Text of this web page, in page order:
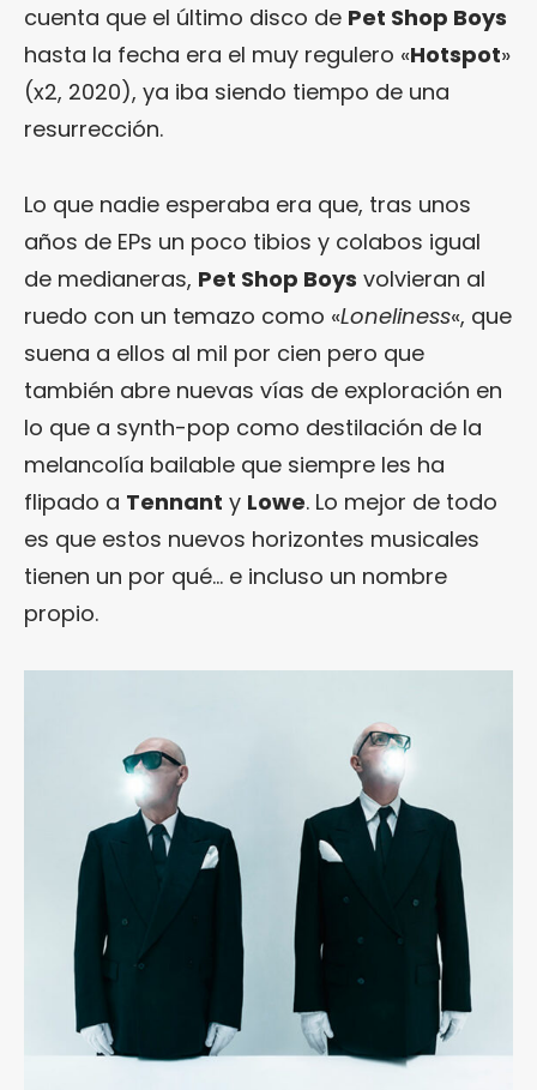
cuenta que el último disco de Pet Shop Boys
hasta la fecha era el muy regulero «Hotspot»
(x2, 2020), ya iba siendo tiempo de una
resurrección.
Lo que nadie esperaba era que, tras unos
años de EPs un poco tibios y colabos igual
de medianeras, Pet Shop Boys volvieran al
ruedo con un temazo como «Loneliness«, que
suena a ellos al mil por cien pero que
también abre nuevas vías de exploración en
lo que a synth-pop como destilación de la
melancolía bailable que siempre les ha
flipado a Tennant y Lowe. Lo mejor de todo
es que estos nuevos horizontes musicales
tienen un por qué… e incluso un nombre
propio.